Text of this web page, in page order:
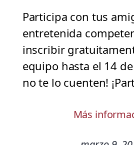
Participa con tus
entretenida
inscribir
equipo hasta el 14
no te lo cuenten!
Más